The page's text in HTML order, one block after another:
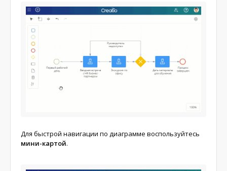
Для быстрой навигации по диаграмме воспользуйтесь
мини-картой.